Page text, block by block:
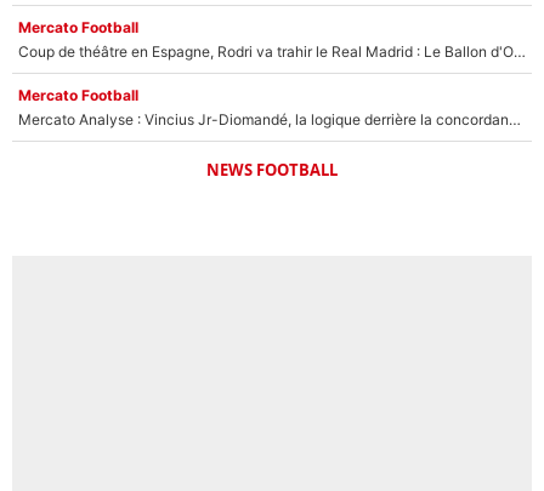
Mercato Football
Coup de théâtre en Espagne, Rodri va trahir le Real Madrid : Le Ballon d'Or a choisi de signer au FC Barcelone !
Mercato Football
Mercato Analyse : Vincius Jr-Diomandé, la logique derrière la concordance des temps
NEWS FOOTBALL